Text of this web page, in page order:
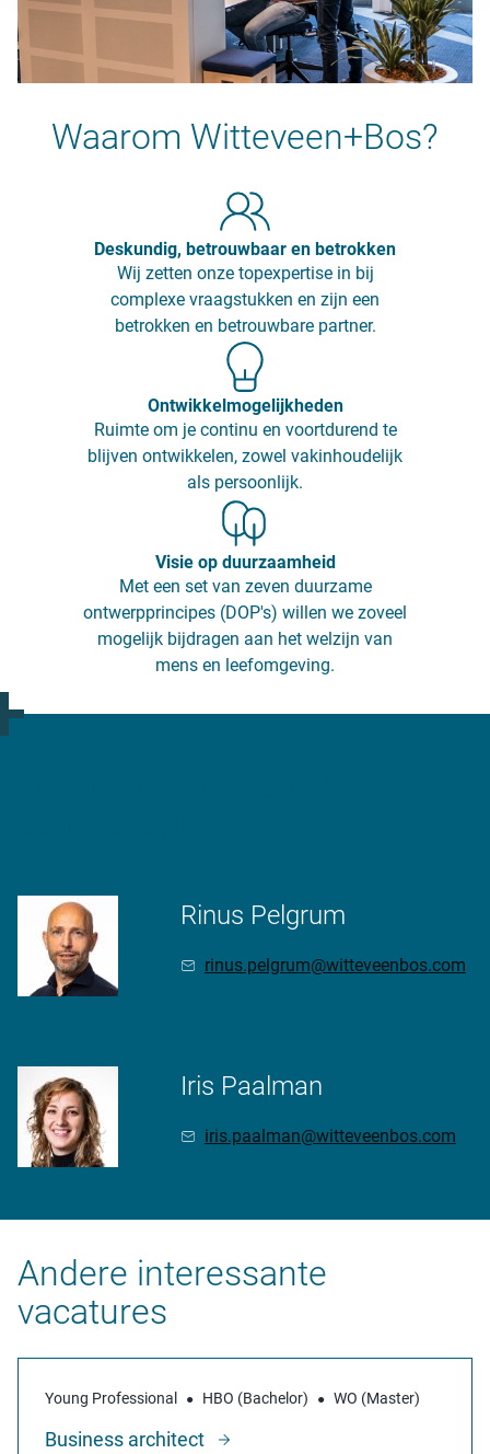
Waarom Witteveen+Bos?
Deskundig, betrouwbaar en betrokken
Wij zetten onze topexpertise in bij
complexe vraagstukken en zijn een
betrokken en betrouwbare partner.
Ontwikkelmogelijkheden
Ruimte om je continu en voortdurend te
blijven ontwikkelen, zowel vakinhoudelijk
als persoonlijk.
Visie op duurzaamheid
Met een set van zeven duurzame
ontwerpprincipes (DOP's) willen we zoveel
mogelijk bijdragen aan het welzijn van
mens en leefomgeving.
Rinus Pelgrum
rinus.pelgrum@witteveenbos.com
Iris Paalman
iris.paalman@witteveenbos.com
Andere interessante
vacatures
Young Professional HBO (Bachelor) WO (Master)
Business architect